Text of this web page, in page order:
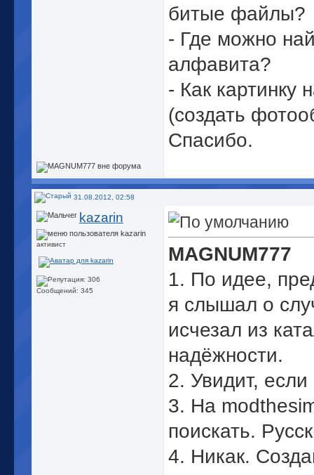
битые файлы?
- Где можно
алфавита?
- Как картинку
(создать
Спасибо.
31.08.2012, 02:58
kazarin
активист
Сообщений: 345
MAGNUM777
1. По идее,
я слышал о
исчезал из
надёжности.
2. Увидит, если
3. На
поискать.
4. Никак.